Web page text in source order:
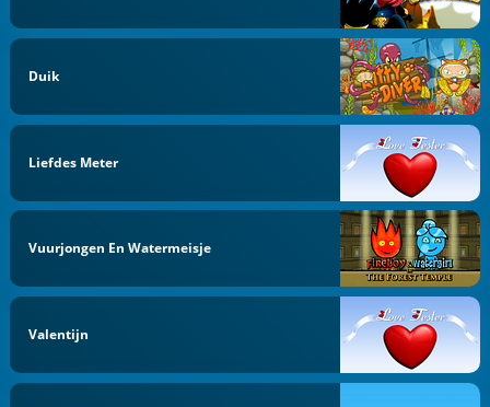
Duik
Liefdes Meter
Vuurjongen En Watermeisje
Valentijn